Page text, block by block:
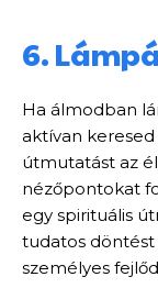
6.
Ha álmodban
aktívan
útmutatást az
nézőpontokat
egy spirituális
tudatos döntést
személyes